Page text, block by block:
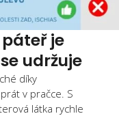
je
udržuje
díky
v pračce. S
látka rychle